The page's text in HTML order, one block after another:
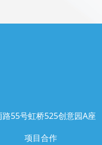
55号虹桥525创意园A座
项目合作